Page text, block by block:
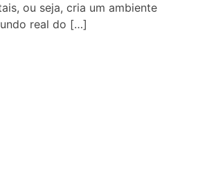
ou seja, cria um ambiente
real do […]